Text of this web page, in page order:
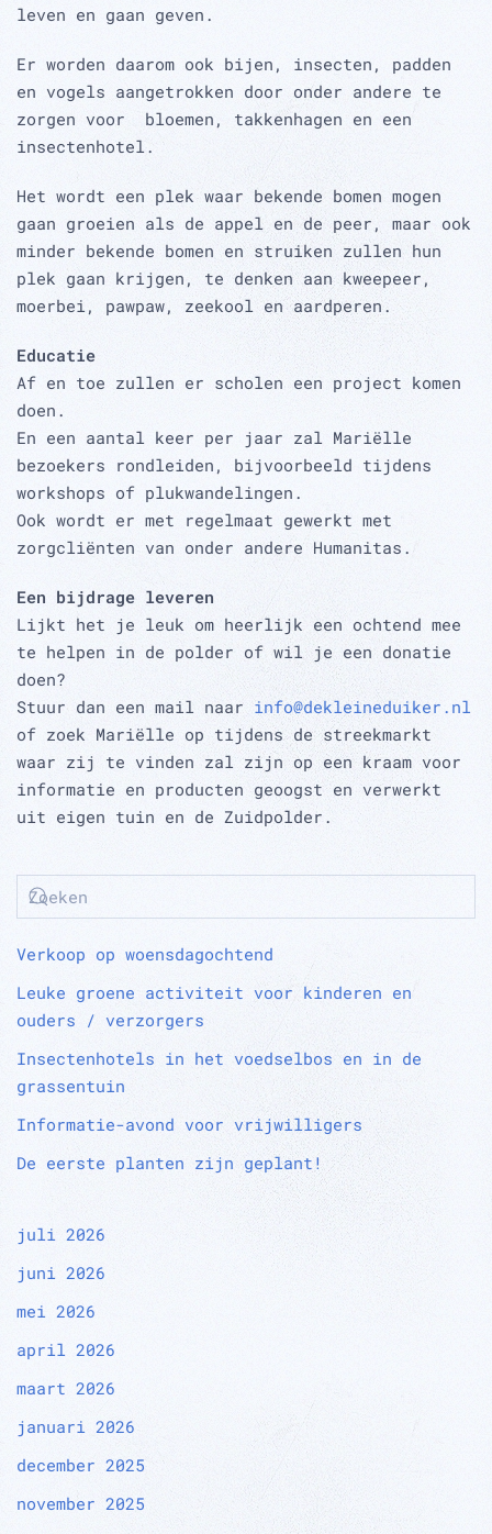
leven en gaan geven.
Er worden daarom ook bijen, insecten, padden
en vogels aangetrokken door onder andere te
zorgen voor bloemen, takkenhagen en een
insectenhotel.
Het wordt een plek waar bekende bomen mogen
gaan groeien als de appel en de peer, maar ook
minder bekende bomen en struiken zullen hun
plek gaan krijgen, te denken aan kweepeer,
moerbei, pawpaw, zeekool en aardperen.
Educatie
Af en toe zullen er scholen een project komen
doen.
En een aantal keer per jaar zal Mariëlle
bezoekers rondleiden, bijvoorbeeld tijdens
workshops of plukwandelingen.
Ook wordt er met regelmaat gewerkt met
zorgcliënten van onder andere Humanitas.
Een bijdrage leveren
Lijkt het je leuk om heerlijk een ochtend mee
te helpen in de polder of wil je een donatie
doen?
Stuur dan een mail naar info@dekleineduiker.nl
of zoek Mariëlle op tijdens de streekmarkt
waar zij te vinden zal zijn op een kraam voor
informatie en producten geoogst en verwerkt
uit eigen tuin en de Zuidpolder.
Verkoop op woensdagochtend
Leuke groene activiteit voor kinderen en
ouders / verzorgers
Insectenhotels in het voedselbos en in de
grassentuin
Informatie-avond voor vrijwilligers
De eerste planten zijn geplant!
juli 2026
juni 2026
mei 2026
april 2026
maart 2026
januari 2026
december 2025
november 2025